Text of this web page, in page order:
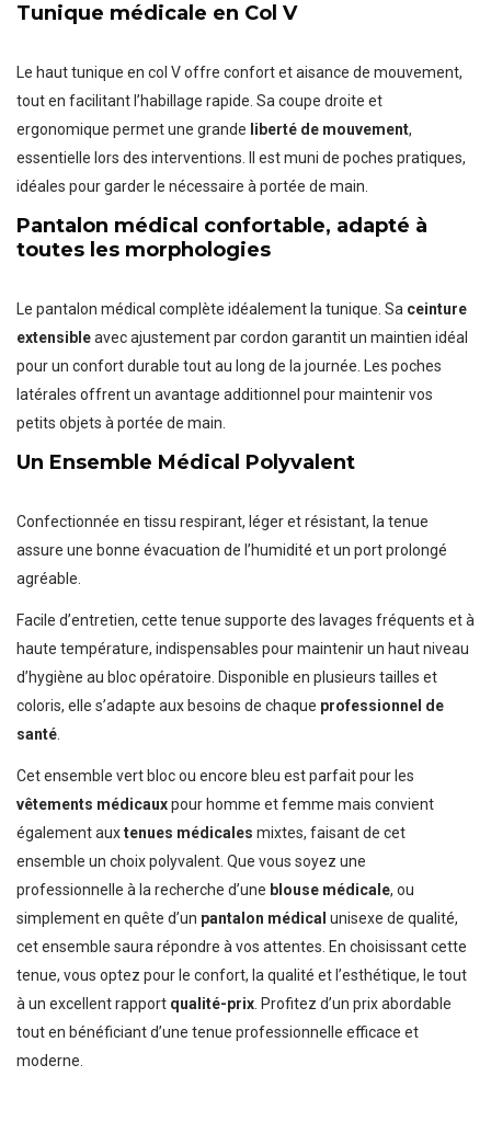
Tunique médicale en Col V
Le haut tunique en col V offre confort et aisance de mouvement,
tout en facilitant l’habillage rapide. Sa coupe droite et
ergonomique permet une grande liberté de mouvement,
essentielle lors des interventions. Il est muni de poches pratiques,
idéales pour garder le nécessaire à portée de main.
Pantalon médical confortable, adapté à
toutes les morphologies
Le pantalon médical complète idéalement la tunique. Sa ceinture
extensibleavec ajustement par cordon garantit un maintien idéal
pour un confort durable tout au long de la journée. Les poches
latérales offrent un avantage additionnel pour maintenir vos
petits objets à portée de main.
Un Ensemble Médical Polyvalent
Confectionnée en tissu respirant, léger et résistant, la tenue
assure une bonne évacuation de l’humidité et un port prolongé
agréable.
Facile d’entretien, cette tenue supporte des lavages fréquents et à
haute température, indispensables pour maintenir un haut niveau
d’hygiène au bloc opératoire. Disponible en plusieurs tailles et
coloris, elle s’adapte aux besoins de chaque professionnel de
santé.
Cet ensemble vert bloc ou encore bleu est parfait pour les
vêtements médicauxpour homme et femme mais convient
également auxtenues médicales mixtes, faisant de cet
ensemble un choix polyvalent. Que vous soyez une
professionnelle à la recherche d’une blouse médicale, ou
simplement en quête d’un pantalon médical unisexe de qualité,
cet ensemble saura répondre à vos attentes. En choisissant cette
tenue, vous optez pour le confort, la qualité et l’esthétique, le tout
à un excellent rapport qualité-prix. Profitez d’un prix abordable
tout en bénéficiant d’une tenue professionnelle efficace et
moderne.